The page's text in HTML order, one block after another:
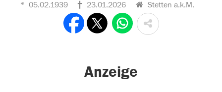
05.02.1939 23.01.2026 Stetten a.k.M.
Anzeige